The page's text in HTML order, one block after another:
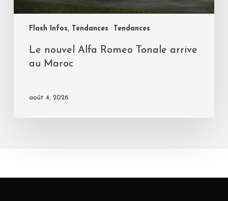
Flash Infos, Tendances Tendances
Le nouvel Alfa Romeo Tonale arrive
au Maroc
août 4, 2026